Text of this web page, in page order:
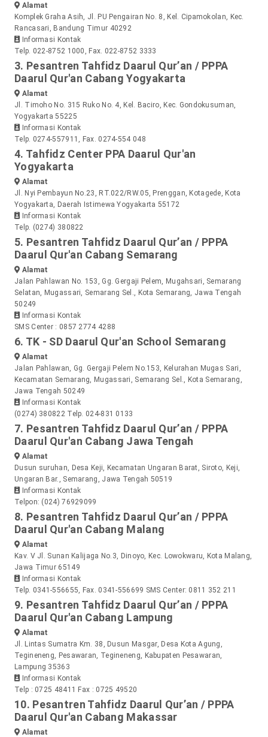
Alamat
Komplek Graha Asih, Jl. PU Pengairan No. 8, Kel. Cipamokolan, Kec.
Rancasari, Bandung Timur 40292
Informasi Kontak
Telp. 022-8752 1000, Fax. 022-8752 3333
3. Pesantren Tahfidz Daarul Qur’an / PPPA
Daarul Qur'an Cabang Yogyakarta
Alamat
Jl. Timoho No. 315 Ruko No. 4, Kel. Baciro, Kec. Gondokusuman,
Yogyakarta 55225
Informasi Kontak
Telp. 0274-557911, Fax. 0274-554 048
4. Tahfidz Center PPA Daarul Qur'an
Yogyakarta
Alamat
Jl. Nyi Pembayun No.23, RT.022/RW.05, Prenggan, Kotagede, Kota
Yogyakarta, Daerah Istimewa Yogyakarta 55172
Informasi Kontak
Telp. (0274) 380822
5. Pesantren Tahfidz Daarul Qur’an / PPPA
Daarul Qur'an Cabang Semarang
Alamat
Jalan Pahlawan No. 153, Gg. Gergaji Pelem, Mugahsari, Semarang
Selatan, Mugassari, Semarang Sel., Kota Semarang, Jawa Tengah
50249
Informasi Kontak
SMS Center : 0857 2774 4288
6. TK - SD Daarul Qur'an School Semarang
Alamat
Jalan Pahlawan, Gg. Gergaji Pelem No.153, Kelurahan Mugas Sari,
Kecamatan Semarang, Mugassari, Semarang Sel., Kota Semarang,
Jawa Tengah 50249
Informasi Kontak
(0274) 380822 Telp. 024-831 0133
7. Pesantren Tahfidz Daarul Qur’an / PPPA
Daarul Qur'an Cabang Jawa Tengah
Alamat
Dusun suruhan, Desa Keji, Kecamatan Ungaran Barat, Siroto, Keji,
Ungaran Bar., Semarang, Jawa Tengah 50519
Informasi Kontak
Telpon: (024) 76929099
8. Pesantren Tahfidz Daarul Qur’an / PPPA
Daarul Qur'an Cabang Malang
Alamat
Kav. V Jl. Sunan Kalijaga No.3, Dinoyo, Kec. Lowokwaru, Kota Malang,
Jawa Timur 65149
Informasi Kontak
Telp. 0341-556655, Fax. 0341-556699 SMS Center: 0811 352 211
9. Pesantren Tahfidz Daarul Qur’an / PPPA
Daarul Qur'an Cabang Lampung
Alamat
Jl. Lintas Sumatra Km. 38, Dusun Masgar, Desa Kota Agung,
Tegineneng, Pesawaran, Tegineneng, Kabupaten Pesawaran,
Lampung 35363
Informasi Kontak
Telp : 0725 48411 Fax : 0725 49520
10. Pesantren Tahfidz Daarul Qur’an / PPPA
Daarul Qur'an Cabang Makassar
Alamat